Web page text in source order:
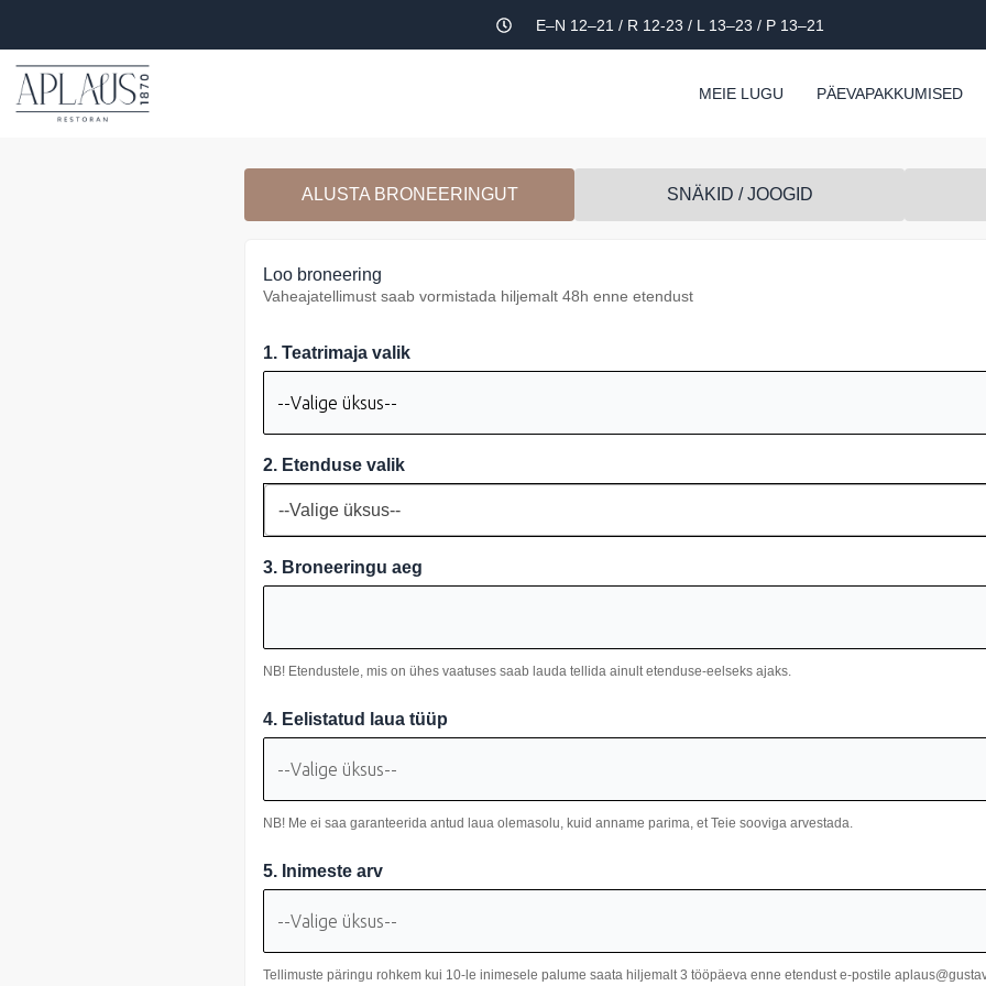
E–N 12–21 / R 12-23 / L 13–23 / P 13–21
MEIE LUGU PÄEVAPAKKUMISED
ALUSTA BRONEERINGUT SNÄKID / JOOGID
Loo broneering
Vaheajatellimust saab vormistada hiljemalt 48h enne etendust
1. Teatrimaja valik
2. Etenduse valik
--Valige üksus--
3. Broneeringu aeg
NB! Etendustele, mis on ühes vaatuses saab lauda tellida ainult etenduse-eelseks ajaks.
4. Eelistatud laua tüüp
NB! Me ei saa garanteerida antud laua olemasolu, kuid anname parima, et Teie sooviga arvestada.
5. Inimeste arv
Tellimuste päringu rohkem kui 10-le inimesele palume saata hiljemalt 3 tööpäeva enne etendust e-postile